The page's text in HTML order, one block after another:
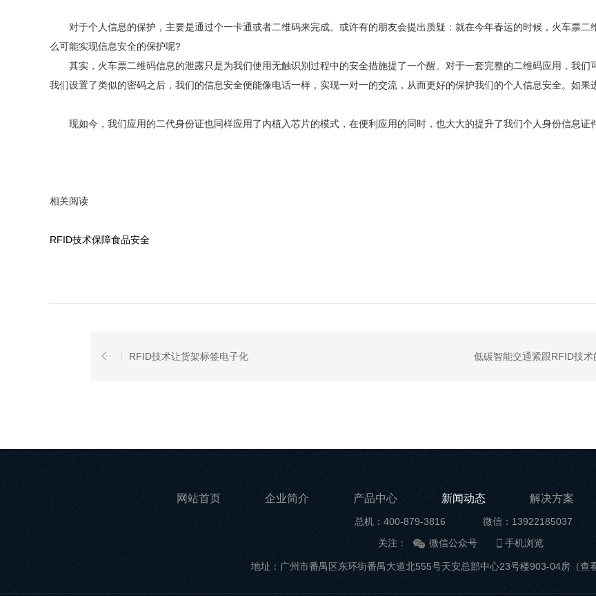
对于个人信息的保护，主要是通过个一卡通或者二维码来完成。或许有的朋友会提出质疑：就在今年春运的时候，火车票二
么可能实现信息安全的保护呢?
其实，火车票二维码信息的泄露只是为我们使用无触识别过程中的安全措施提了一个醒。对于一套完整的二维码应用，我们
我们设置了类似的密码之后，我们的信息安全便能像电话一样，实现一对一的交流，从而更好的保护我们的个人信息安全。如果
现如今，我们应用的二代身份证也同样应用了内植入芯片的模式，在便利应用的同时，也大大的提升了我们个人身份信息证
相关阅读
RFID技术保障食品安全
RFID技术让货架标签电子化 低碳智能交通紧跟RFID技术
网站首页 企业简介 产品中心 新闻动态 解决方案
总机：400-879-3816
微信：13922185037
关注：
微信公众号 手机浏览
地址：广州市番禺区东环街番禺大道北555号天安总部中心23号楼903-04房（查